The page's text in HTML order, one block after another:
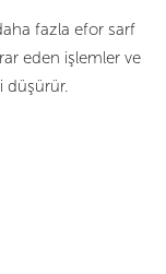
fazla efor sarf
eden işlemler ve
düşürür.